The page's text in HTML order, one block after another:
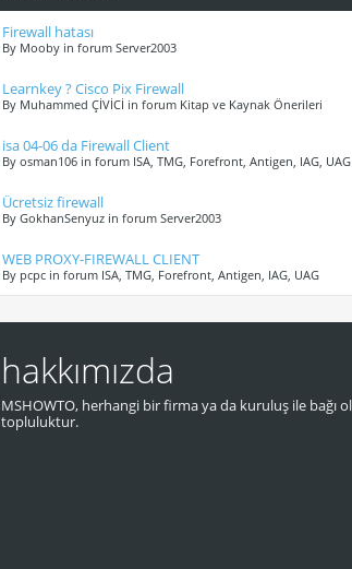
Firewall hatası
By Mooby in forum Server2003
Learnkey ? Cisco Pix Firewall
By Muhammed ÇİVİCİ in forum Kitap ve Kaynak Önerileri
isa 04-06 da Firewall Client
By osman106 in forum ISA, TMG, Forefront, Antigen, IAG, UAG
Ücretsiz firewall
By GokhanSenyuz in forum Server2003
WEB PROXY-FIREWALL CLIENT
By pcpc in forum ISA, TMG, Forefront, Antigen, IAG, UAG
hakkımızda
MSHOWTO, herhangi bir firma ya da kuruluş ile bağı
topluluktur.